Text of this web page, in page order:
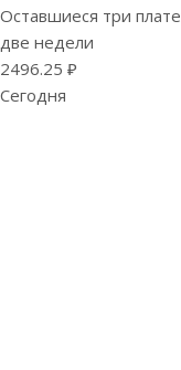
Оставшиеся три
две недели
2496.25 ₽
Сегодня